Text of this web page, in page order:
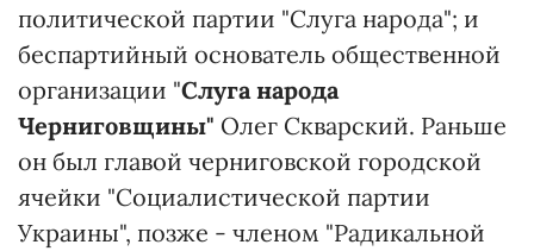
политической партии "Слуга народа"; и
беспартийный основатель общественной
организации "Слуга народа
Черниговщины" Олег Скварский. Раньше
он был главой черниговской городской
ячейки "Социалистической партии
Украины", позже - членом "Радикальной